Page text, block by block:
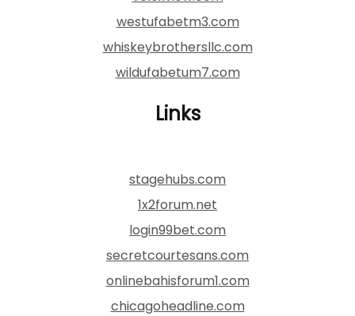
westufabetm3.com
whiskeybrothersllc.com
wildufabetum7.com
Links
stagehubs.com
1x2forum.net
login99bet.com
secretcourtesans.com
onlinebahisforum1.com
chicagoheadline.com